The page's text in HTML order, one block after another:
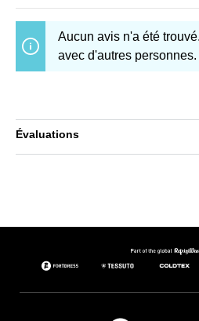
Évaluations
Aucun avis n'a été
avec d'autres personnes.